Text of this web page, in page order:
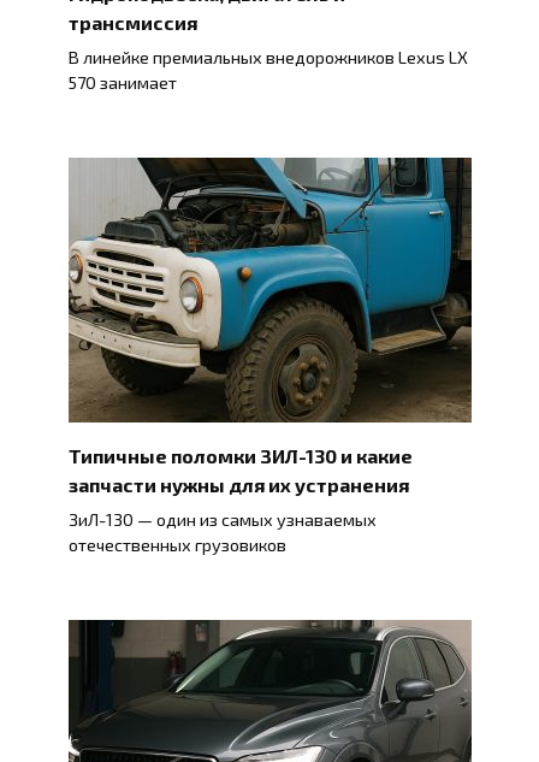
трансмиссия
В линейке премиальных внедорожников Lexus LX
570 занимает
Типичные поломки ЗИЛ-130 и какие
запчасти нужны для их устранения
ЗиЛ-130 — один из самых узнаваемых
отечественных грузовиков